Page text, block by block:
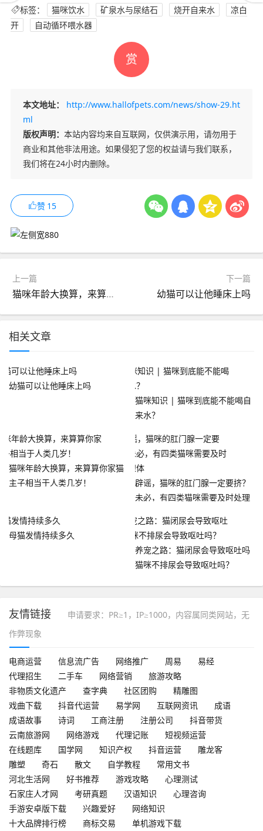
标签： 猫咪饮水 矿泉水与尿结石 烧开自来水
凉白
开
自动循环喂水器
赏
本文地址：
http://www.hallofpets.com/news/show-29.ht
ml
版权声明： 本站内容均来自互联网，仅供演示用，请勿用于
商业和其他非法用途。如果侵犯了您的权益请与我们联系，
我们将在24小时内删除。
赞 15
上一篇
猫咪年龄大换算，来算算你家猫主子相当于人类几岁！
下一篇
幼猫可以让他睡床上吗
相关文章
幼猫可以让他睡床上吗
猫咪知识 | 猫咪到底能不能喝自
来水？
猫咪年龄大换算，来算算你家猫
主子相当于人类几岁！
辟谣，猫咪的肛门腺一定要挤？
未必，有四类猫咪需要及时处理
母猫发情持续多久
养宠之路：猫闭尿会导致呕吐吗
猫咪不排尿会导致呕吐吗？
友情链接
申请要求：PR≥1，IP≥1000，内容属同类网站，无
作弊现象
电商运营 信息流广告 网络推广 周易
易经
代理招生
二手车 网络营销
旅游攻略
非物质文化遗产
查字典 社区团购
精雕图
戏曲下载
抖音代运营 易学网 互联网资讯
成语
成语故事
诗词 工商注册 注册公司
抖音带货
云南旅游网
网络游戏 代理记账
短视频运营
在线题库
国学网 知识产权 抖音运营
雕龙客
雕塑
奇石 散文 自学教程
常用文书
河北生活网
好书推荐 游戏攻略
心理测试
石家庄人才网
考研真题 汉语知识
心理咨询
手游安卓版下载
兴趣爱好
网络知识
十大品牌排行榜
商标交易
单机游戏下载